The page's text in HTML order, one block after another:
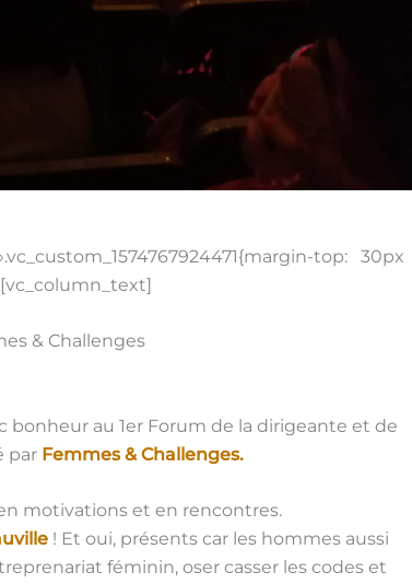
top: 30px
& Challenges
bonheur au 1er Forum de la dirigeante et de
par Femmes & Challenges.
motivations et en rencontres.
! Et oui, présents car les hommes aussi
féminin, oser casser les codes et